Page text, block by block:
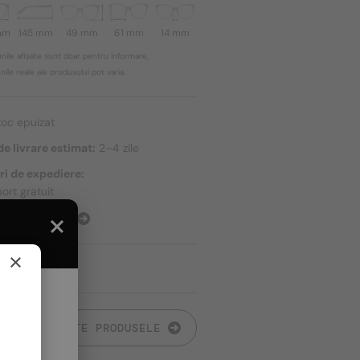
145 mm 49 mm 61 mm 14 mm
afișate sunt doar pentru informare,
reale ale produsului pot varia.
epuizat
livrare estimat: 2–4 zile
de expediere:
gratuit
EXPEDIERE
TOATE PRODUSELE
×